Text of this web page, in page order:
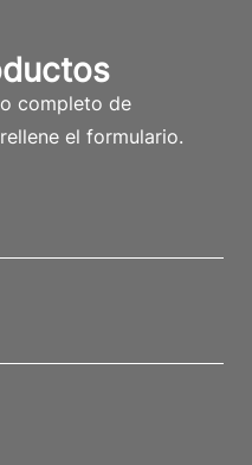
completo de
el formulario.